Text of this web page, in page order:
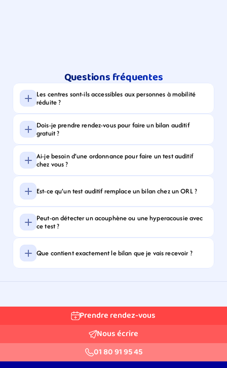
Questions fréquentes
Les centres sont-ils accessibles aux personnes à mobilité
réduite ?
Dois-je prendre rendez-vous pour faire un bilan auditif
gratuit ?
Ai-je besoin d’une ordonnance pour faire un test auditif
chez vous ?
Est-ce qu’un test auditif remplace un bilan chez un ORL ?
Peut-on détecter un acouphène ou une hyperacousie avec
ce test ?
Que contient exactement le bilan que je vais recevoir ?
Prendre rendez-vous
Nous écrire
01 80 91 95 45